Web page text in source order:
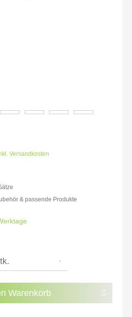
Versandkosten
zur
€
€
& passende Produkte
Warenkorb